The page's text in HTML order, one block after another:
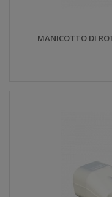
MANICOTTO DI